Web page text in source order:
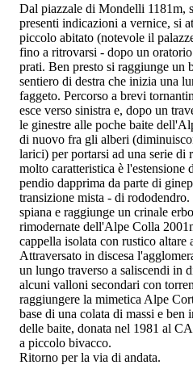
Dal piazzale di Mondelli 1181m,
presenti indicazioni a vernice, si
piccolo abitato (notevole il
fino a ritrovarsi - dopo un
prati. Ben presto si raggiunge un
sentiero di destra che inizia una
faggeto. Percorso a brevi
esce verso sinistra e, dopo un
le ginestre alle poche baite
di nuovo fra gli alberi
larici) per portarsi ad una serie di
molto caratteristica è l'estensione
pendio dapprima da parte di
transizione mista - di
spiana e raggiunge un crinale
rimodernate dell'Alpe Colla
cappella isolata con rustico altare
Attraversato in discesa
un lungo traverso a saliscendi in
alcuni valloni secondari con
raggiungere la mimetica Alpe
base di una colata di massi e ben
delle baite, donata nel 1981 al
a piccolo bivacco.
Ritorno per la via di andata.